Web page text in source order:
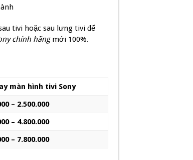
tivi hoặc sau lưng tivi để
chính hãngmới 100%.
màn hình tivi Sony
– 2.500.000
– 4.800.000
– 7.800.000